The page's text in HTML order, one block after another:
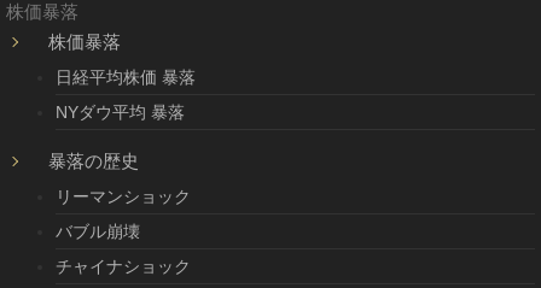
株価暴落
株価暴落
日経平均株価 暴落
NYダウ平均 暴落
暴落の歴史
リーマンショック
バブル崩壊
チャイナショック